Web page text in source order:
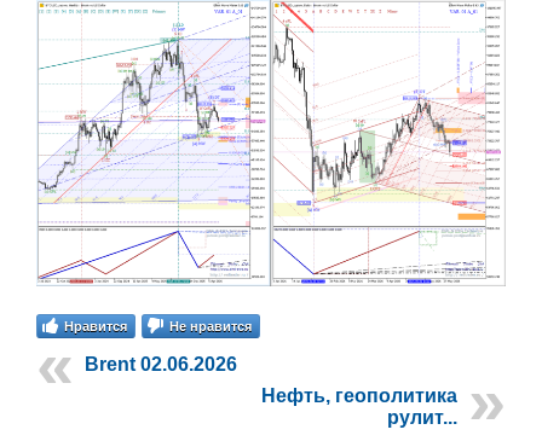
Нравится Не нравится
Brent 02.06.2026
Нефть, геополитика
рулит...